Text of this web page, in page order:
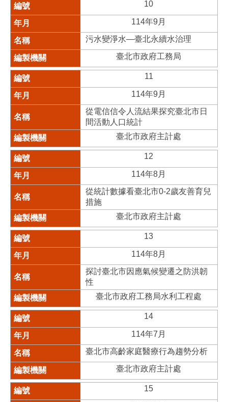
10
114年9月
污水變淨水—臺北永續水治理
臺北市政府工務局
11
114年9月
從電信信令人流結果探究臺北市日
間活動人口統計
臺北市政府主計處
12
114年8月
從統計數據看臺北市0-2歲友善育兒
措施
臺北市政府主計處
13
114年8月
探討臺北市因應氣候變遷之防洪韌
性
臺北市政府工務局水利工程處
14
114年7月
臺北市高齡家庭醫療行為趨勢分析
臺北市政府主計處
15